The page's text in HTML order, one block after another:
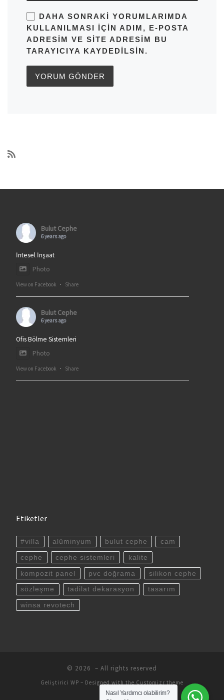
DAHA SONRAKI YORUMLARIMDA
KULLANILMASI IÇIN ADIM, E-POSTA
ADRESIM VE SITE ADRESIM BU
TARAYICIYA KAYDEDILSIN.
Bulut Cephe
6 years ago
İntesel İnşaat
Photo
View on Facebook · Share
Bulut Cephe
6 years ago
Ofis Bölme Sistemleri
Photo
View on Facebook · Share
Etiketler
#villa alüminyum bulut cephe cam
cephe cephe sistemleri kalite
kompozit panel pvc doğrama silikon cephe
sözleşme tadilat dekarasyon tasarım
winsa revotech
© 2026 – All rights reserved
Geliştirici WP – Designed with the Customizr theme
Nasıl Yardımcı olabilirim?